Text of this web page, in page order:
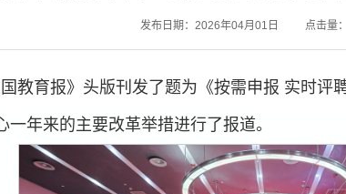
发布日期：2026年04月01日 点击量：
教育报》头版刊发了题为《按需申报 实时评
年来的主要改革举措进行了报道。